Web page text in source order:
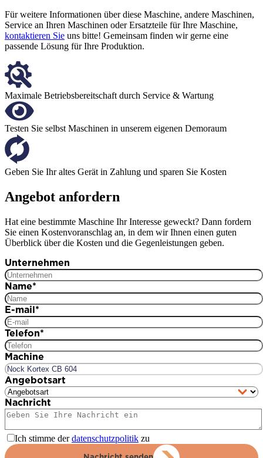
Für weitere Informationen über diese Maschine, andere Maschinen,
Service an Ihren Maschinen oder Ersatzteile für Ihre Maschine,
kontaktieren Sie uns bitte! Gemeinsam finden wir gerne eine
passende Lösung für Ihre Produktion.
Maximale Betriebsbereitschaft durch Service & Wartung
Testen Sie selbst Maschinen in unserem eigenen Demoraum
Geben Sie Ihr altes Gerät in Zahlung und sparen Sie Kosten
Angebot anfordern
Hat eine bestimmte Maschine Ihr Interesse geweckt? Dann fordern
Sie einen Kostenvoranschlag an, in dem wir Ihnen einen guten
Überblick über die Kosten und die Gegenleistungen geben.
Unternehmen
Name*
E-mail*
Telefon*
Machine
Angebotsart
Nachricht
Ich stimme derdatenschutzpolitik zu